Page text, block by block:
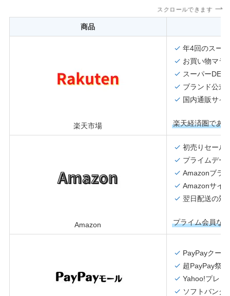
スクロールできます
商品
楽天市場
年4回のスー
お買い物マラ
スーパーDEAL
ブランド公式
国内通販サ
楽天経済圏であ
Amazon
初売りセール
プライムデー
Amazonブラ
Amazonサイ
翌日配送の対
プライム会員な
PayPayクー
超PayPay祭
Yahoo!プレミ
ソフトバンク